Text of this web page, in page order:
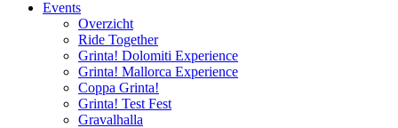
Events
Overzicht
Ride Together
Grinta! Dolomiti Experience
Grinta! Mallorca Experience
Coppa Grinta!
Grinta! Test Fest
Gravalhalla